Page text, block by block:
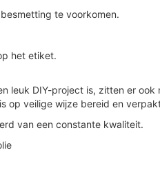
te voorkomen.
het etiket.
leuk DIY-project is, zitten er
op veilige wijze bereid en
van een constante kwaliteit.